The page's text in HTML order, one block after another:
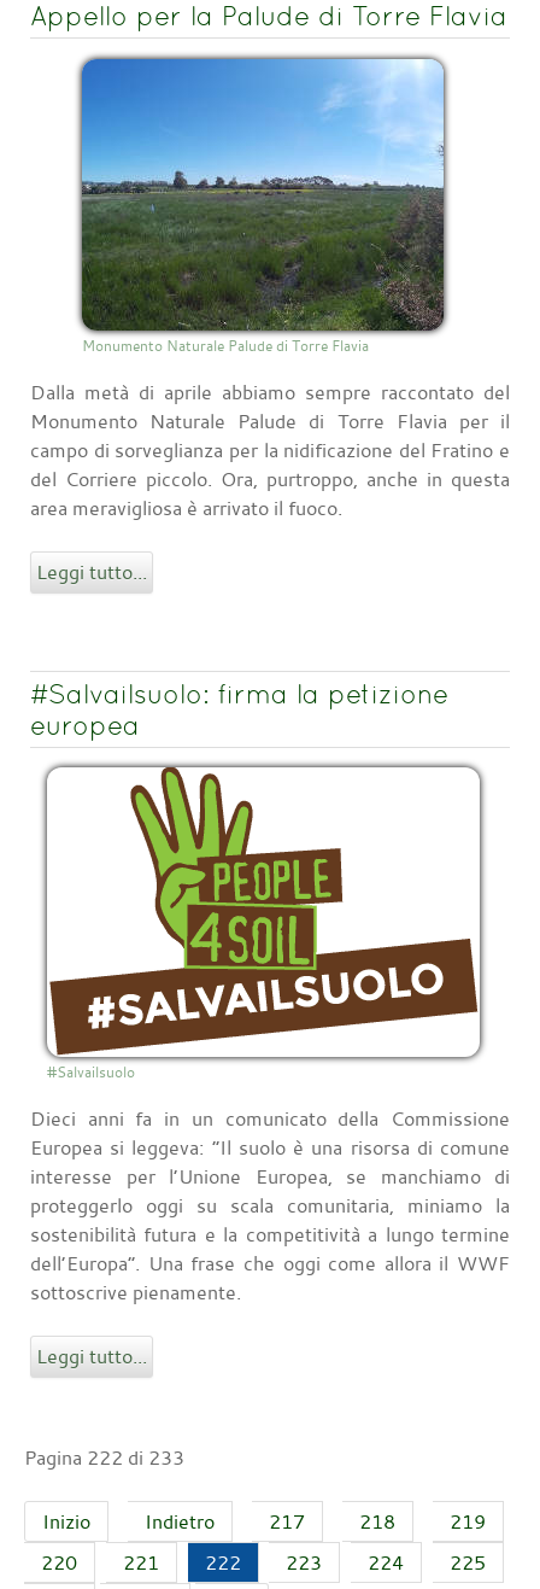
Appello per la Palude di Torre Flavia
Monumento Naturale Palude di Torre Flavia
Dalla metà di aprile abbiamo sempre raccontato del
Monumento Naturale Palude di Torre Flavia per il
campo di sorveglianza per la nidificazione del Fratino e
del Corriere piccolo. Ora, purtroppo, anche in questa
area meravigliosa è arrivato il fuoco.
Leggi tutto...
#Salvailsuolo: firma la petizione
europea
#Salvailsuolo
Dieci anni fa in un comunicato della Commissione
Europea si leggeva: “Il suolo è una risorsa di comune
interesse per l’Unione Europea, se manchiamo di
proteggerlo oggi su scala comunitaria, miniamo la
sostenibilità futura e la competitività a lungo termine
dell’Europa”. Una frase che oggi come allora il WWF
sottoscrive pienamente.
Leggi tutto...
Pagina 222 di 233
Inizio Indietro 217 218
219
220
221 222 223 224
225